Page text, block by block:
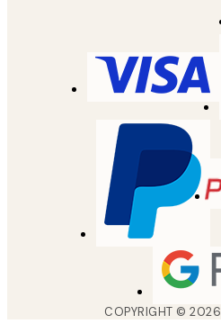
COPYRIGHT ©2026